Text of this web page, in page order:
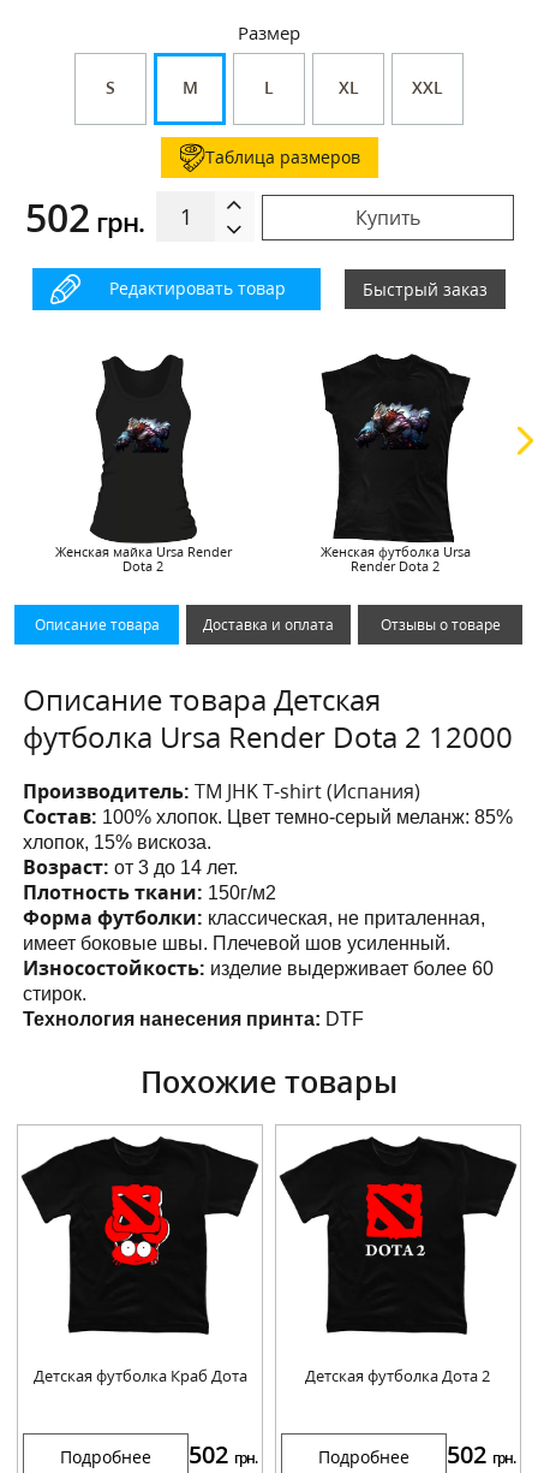
Размер
S M L XL XXL
Таблица размеров
502 грн. Купить
Редактировать товар Быстрый заказ
Женская майка Ursa Render
Dota 2
Женская футболка Ursa
Render Dota 2
Описание товара Доставка и оплата Отзывы о товаре
Описание товара Детская
футболка Ursa Render Dota 2 12000
Производитель:ТМ JHK T-shirt (Испания)
Состав: 100% хлопок. Цвет темно-серый меланж: 85%
хлопок, 15% вискоза.
Возраст: от 3 до 14 лет.
Плотность ткани: 150г/м2
Форма футболки: классическая, не приталенная,
имеет боковые швы. Плечевой шов усиленный.
Износостойкость: изделие выдерживает более 60
стирок.
Технология нанесения принта: DTF
Похожие товары
Детская футболка Краб Дота
Подробнее 502 грн.
Детская футболка Дота 2
Подробнее 502 грн.